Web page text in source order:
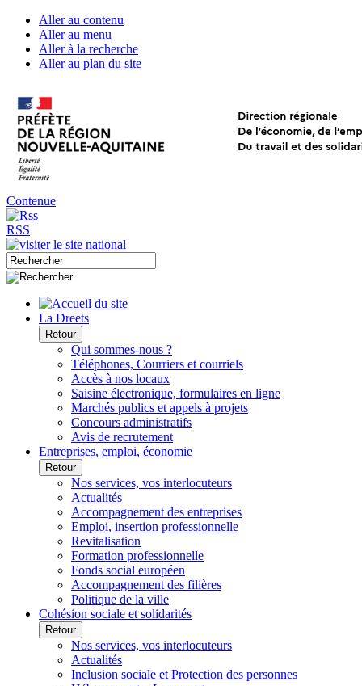
Aller au contenu
Aller au menu
Aller à la recherche
Aller au plan du site
Contenue
RSS
La Dreets
Retour
Qui sommes-nous ?
Téléphones, Courriers et courriels
Accès à nos locaux
Saisine électronique, formulaires en ligne
Marchés publics et appels à projets
Concours administratifs
Avis de recrutement
Entreprises, emploi, économie
Retour
Nos services, vos interlocuteurs
Actualités
Accompagnement des entreprises
Emploi, insertion professionnelle
Revitalisation
Formation professionnelle
Fonds social européen
Accompagnement des filières
Politique de la ville
Cohésion sociale et solidarités
Retour
Nos services, vos interlocuteurs
Actualités
Inclusion sociale et Protection des personnes